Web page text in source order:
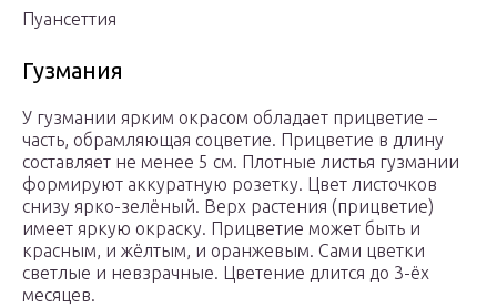
Пуансеттия
Гузмания
У гузмании ярким окрасом обладает прицветие –
часть, обрамляющая соцветие. Прицветие в длину
составляет не менее 5 см. Плотные листья гузмании
формируют аккуратную розетку. Цвет листочков
снизу ярко-зелёный. Верх растения (прицветие)
имеет яркую окраску. Прицветие может быть и
красным, и жёлтым, и оранжевым. Сами цветки
светлые и невзрачные. Цветение длится до 3-ёх
месяцев.